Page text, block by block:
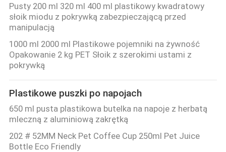
Pusty 200 ml 320 ml 400 ml plastikowy kwadratowy
słoik miodu z pokrywką zabezpieczającą przed
manipulacją
1000 ml 2000 ml Plastikowe pojemniki na żywność
Opakowanie 2 kg PET Słoik z szerokimi ustami z
pokrywką
Plastikowe puszki po napojach
650 ml pusta plastikowa butelka na napoje z herbatą
mleczną z aluminiową zakrętką
202 # 52MM Neck Pet Coffee Cup 250ml Pet Juice
Bottle Eco Friendly